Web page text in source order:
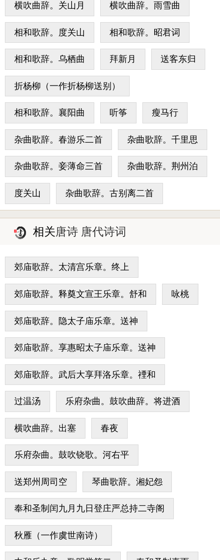
横吹曲辞。关山月 横吹曲辞。雨雪曲
相和歌辞。度关山 相和歌辞。昭君词
相和歌辞。乌栖曲 拜新月 送客东归
折杨柳（一作折杨柳送别）
相和歌辞。襄阳曲 听筝 瘦马行
杂曲歌辞。春游乐二首 杂曲歌辞。千里思
杂曲歌辞。妾薄命三首 杂曲歌辞。荆州泊
度关山 杂曲歌辞。古别离二首
相关唐诗 唐代诗词
郊庙歌辞。太清宫乐章。终上
郊庙歌辞。释奠文宣王乐章。舒和 咏桃
郊庙歌辞。隐太子庙乐章。送神
郊庙歌辞。享惠昭太子庙乐章。送神
郊庙歌辞。武后大享拜洛乐章。禋和
过温汤 乐府杂曲。鼓吹曲辞。将进酒
横吹曲辞。出塞 春夜
乐府杂曲。鼓吹铙歌。河右平
送郑州周司空 琴曲歌辞。湘妃怨
奉和圣制闰九月九日登庄严总持二寺阁
秋雁（一作虞世南诗）